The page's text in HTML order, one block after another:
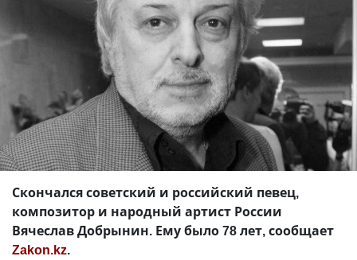
Скончался советский и российский певец,
композитор и народный артист России
Вячеслав Добрынин. Ему было 78 лет, сообщает
Zakon.kz.